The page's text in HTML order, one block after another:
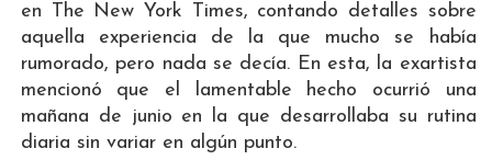
en The New York Times, contando detalles sobre
aquella experiencia de la que mucho se había
rumorado, pero nada se decía. En esta, la exartista
mencionó que el lamentable hecho ocurrió una
mañana de junio en la que desarrollaba su rutina
diaria sin variar en algún punto.